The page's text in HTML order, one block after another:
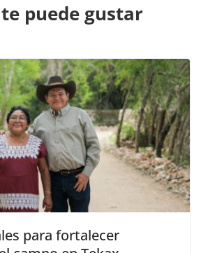
puede gustar
para fortalecer